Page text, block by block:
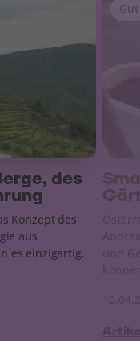
des
Konzept des
aus
es einzigartig.
und